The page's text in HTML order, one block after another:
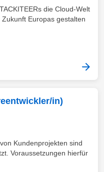
die Cloud-Welt
Europas gestalten
in)
Kundenprojekten sind
Voraussetzungen hierfür